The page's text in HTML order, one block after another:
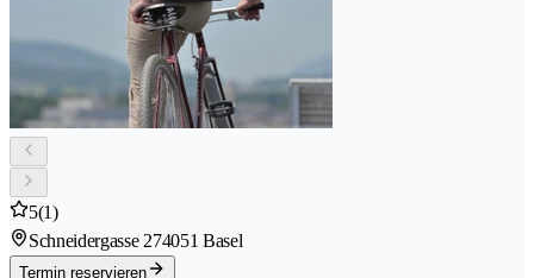
5(1)
Schneidergasse 274051 Basel
Termin reservieren